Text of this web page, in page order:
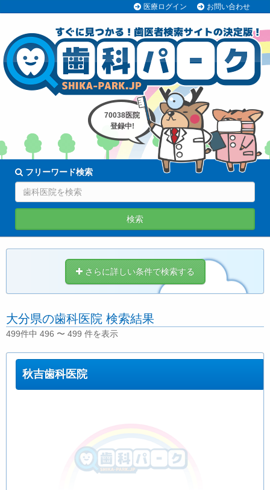
医療ログイン お問い合わせ
70038医院
登録中!
フリーワード検索
検索
さらに詳しい条件で検索する
大分県の歯科医院 検索結果
499件中 496 〜 499 件を表示
秋吉歯科医院